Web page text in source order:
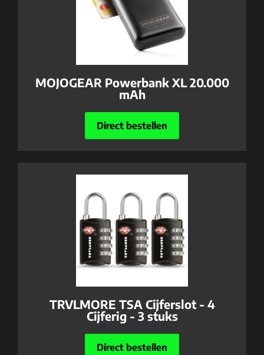
MOJOGEAR Powerbank XL 20.000
mAh
Direct bestellen
TRVLMORE TSA Cijferslot - 4
Cijferig - 3 stuks
Direct bestellen